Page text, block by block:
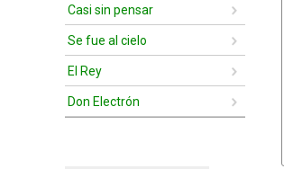
Casi sin pensar
Se fue al cielo
El Rey
Don Electrón